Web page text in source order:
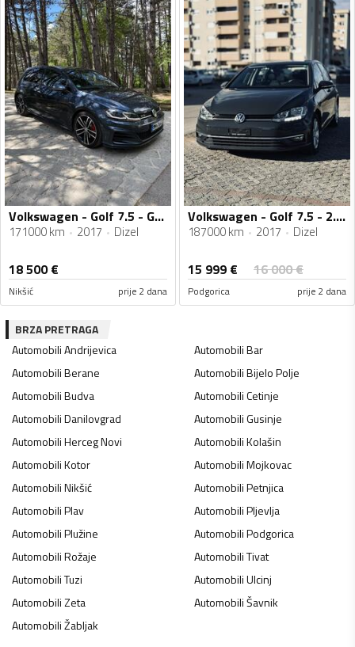
Volkswagen - Golf 7.5 - GTD
171000 km 2017 Dizel
18 500€
Nikšić prije 2 dana
Volkswagen - Golf 7.5 - 2.0TDI, VELIKI SERVIS, KAMERA, VIRTUELNA TABLA, 4X4, REGISTROVAN GOD.
187000 km 2017 Dizel
15 999 € 16 000€
Podgorica prije 2 dana
BRZA PRETRAGA
AutomobiliAndrijevica AutomobiliBar
AutomobiliBerane AutomobiliBijelo Polje
AutomobiliBudva AutomobiliCetinje
AutomobiliDanilovgrad AutomobiliGusinje
AutomobiliHerceg Novi AutomobiliKolašin
AutomobiliKotor AutomobiliMojkovac
AutomobiliNikšić AutomobiliPetnjica
AutomobiliPlav AutomobiliPljevlja
AutomobiliPlužine AutomobiliPodgorica
AutomobiliRožaje AutomobiliTivat
AutomobiliTuzi AutomobiliUlcinj
AutomobiliZeta AutomobiliŠavnik
AutomobiliŽabljak